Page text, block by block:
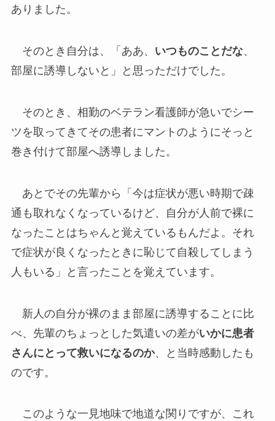
ありました。
そのとき自分は、「ああ、 いつものことだな、
部屋に誘導しないと」と思っただけでした。
そのとき、相勤のベテラン看護師が急いでシー
ツを取ってきてその患者にマントのようにそっと
巻き付けて部屋へ誘導しました。
あとでその先輩から「今は症状が悪い時期で疎
通も取れなくなっているけど、自分が人前で裸に
なったことはちゃんと覚えているもんだよ。それ
で症状が良くなったときに恥じて自殺してしまう
人もいる」と言ったことを覚えています。
新人の自分が裸のまま部屋に誘導することに比
べ、先輩のちょっとした気遣いの差がいかに患者
さんにとって救いになるのか、と当時感動したも
のです。
このような一見地味で地道な関りですが、これ